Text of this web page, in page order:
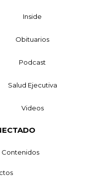
Inside
Obituarios
Podcast
Salud Ejecutiva
Videos
Contenidos